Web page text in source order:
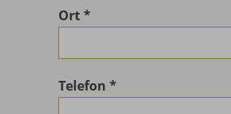
Ort
Telefon